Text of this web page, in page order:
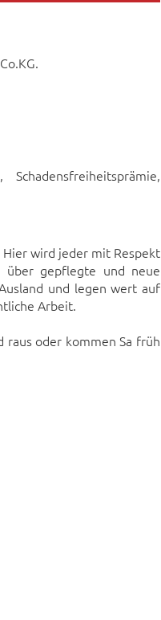
wird jeder mit Respekt
über gepflegte und neue
und legen wert auf
Arbeit.
raus oder kommen Sa früh